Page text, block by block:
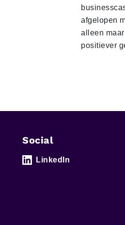
afgelopen
alleen maar
positiever
Social
LinkedIn